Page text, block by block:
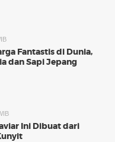
Fantastis di Dunia,
dan Sapi Jepang
Ini Dibuat dari